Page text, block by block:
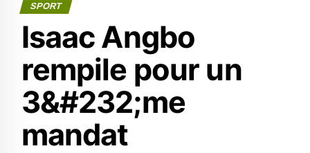
SPORT
Isaac Angbo
rempile pour un
3&#232;me
mandat